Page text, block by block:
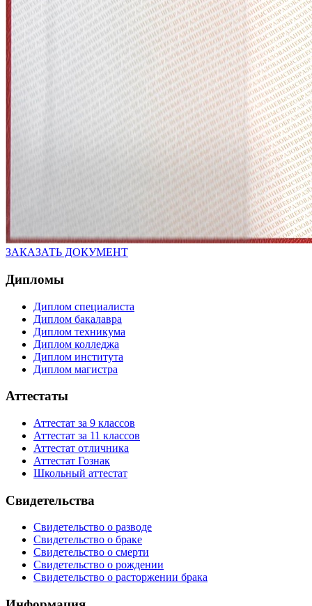
ЗАКАЗАТЬ ДОКУМЕНТ
Дипломы
Диплом специалиста
Диплом бакалавра
Диплом техникума
Диплом колледжа
Диплом института
Диплом магистра
Аттестаты
Аттестат за 9 классов
Аттестат за 11 классов
Аттестат отличника
Аттестат Гознак
Школьный аттестат
Свидетельства
Свидетельство о разводе
Свидетельство о браке
Свидетельство о смерти
Свидетельство о рождении
Свидетельство о расторжении брака